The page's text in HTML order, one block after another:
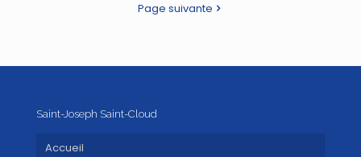
Page suivante
Saint-Joseph Saint-Cloud
Accueil